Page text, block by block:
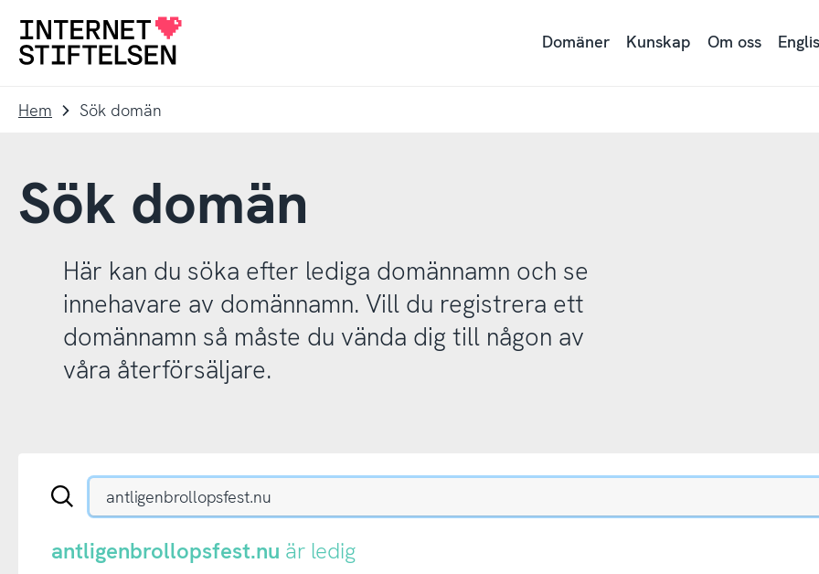
navigering
innehåll
Till
Domäner Kunskap Om oss
Hem Sök domän
Sök domän
Här kan du söka efter lediga domännamn och se
innehavare av domännamn. Vill du registrera ett
domännamn så måste du vända dig till någon av
våra återförsäljare.
Sök
.se-
eller
.nu-
antligenbrollopsfest.nu är ledig